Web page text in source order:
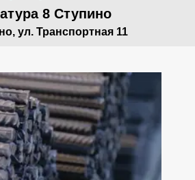
8 Ступино
ул. Транспортная 11